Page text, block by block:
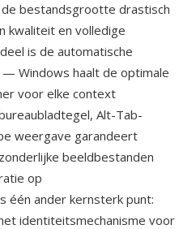
bestandsgrootte drastisch
kwaliteit en volledige
is de automatische
Windows haalt de optimale
voor elke context
Alt-Tab-
weergave garandeert
beeldbestanden
op
één ander kernsterk punt:
identiteitsmechanisme voor